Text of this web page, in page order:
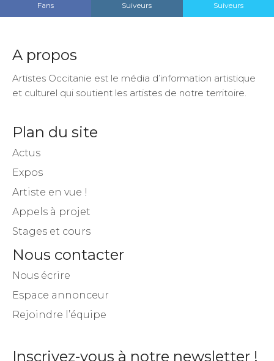
Fans
Suiveurs
Suiveurs
A propos
Artistes Occitanie est le média d’information artistique
et culturel qui soutient les artistes de notre territoire.
Plan du site
Actus
Expos
Artiste en vue !
Appels à projet
Stages et cours
Nous contacter
Nous écrire
Espace annonceur
Rejoindre l’équipe
Inscrivez-vous à notre newsletter !